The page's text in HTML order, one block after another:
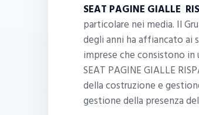
SEAT PAGINE GIALLE
particolare nei media. Il
degli anni ha affiancato
imprese che consistono
SEAT PAGINE GIALLE
della costruzione e
gestione della presenza